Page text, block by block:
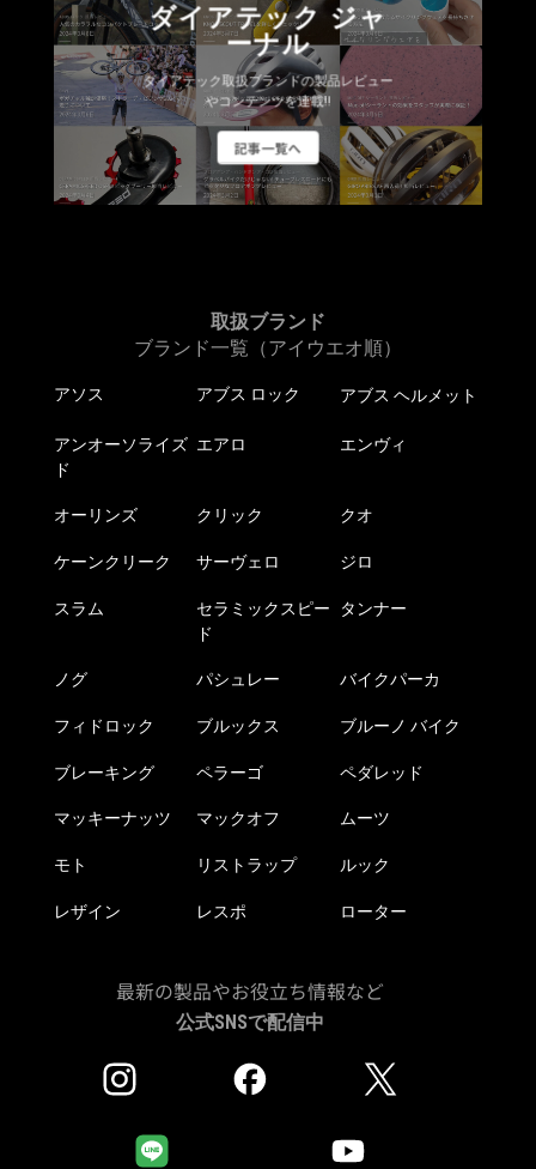
ダイアテック ジャ
ーナル
ダイアテック取扱ブランドの製品レビュー
やコンテンツを連載!!
記事一覧へ
取扱ブランド
ブランド一覧（アイウエオ順）
アソス アブス ロック アブス ヘルメット
アンオーソライズ
ド
エアロ エンヴィ
オーリンズ クリック クオ
ケーンクリーク サーヴェロ ジロ
スラム
セラミックスピー
ド
タンナー
ノグ パシュレー バイクパーカ
フィドロック ブルックス ブルーノ バイク
ブレーキング ペラーゴ ペダレッド
マッキーナッツ マックオフ ムーツ
モト リストラップ ルック
レザイン レスポ ローター
最新の製品やお役立ち情報など
公式SNSで配信中